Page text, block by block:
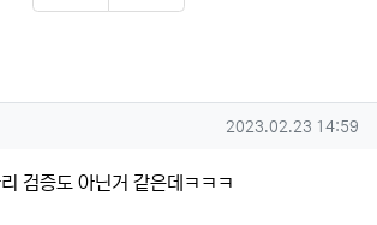
추천
비추천
댓글 작성일
2023.02.23 14:59
검증도 아닌거 같은데ㅋㅋㅋ